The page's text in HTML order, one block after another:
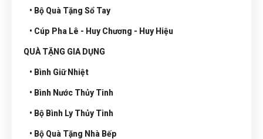
• Bộ Quà Tặng Sổ Tay
• Cúp Pha Lê - Huy Chương - Huy Hiệu
QUÀ TẶNG GIA DỤNG
• Bình Giữ Nhiệt
• Bình Nước Thủy Tinh
• Bộ Bình Ly Thủy Tinh
• Bộ Quà Tặng Nhà Bếp